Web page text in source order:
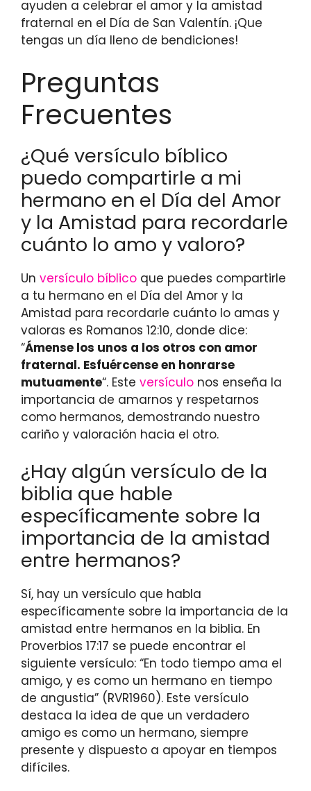
ayuden a celebrar el amor y la amistad
fraternal en el Día de San Valentín. ¡Que
tengas un día lleno de bendiciones!
Preguntas
Frecuentes
¿Qué versículo bíblico
puedo compartirle a mi
hermano en el Día del Amor
y la Amistad para recordarle
cuánto lo amo y valoro?
Un versículo bíblico que puedes compartirle
a tu hermano en el Día del Amor y la
Amistad para recordarle cuánto lo amas y
valoras es Romanos 12:10, donde dice:
“Ámense los unos a los otros con amor
fraternal. Esfuércense en honrarse
mutuamente“. Este versículo nos enseña la
importancia de amarnos y respetarnos
como hermanos, demostrando nuestro
cariño y valoración hacia el otro.
¿Hay algún versículo de la
biblia que hable
específicamente sobre la
importancia de la amistad
entre hermanos?
Sí, hay un versículo que habla
específicamente sobre la importancia de la
amistad entre hermanos en la biblia. En
Proverbios 17:17 se puede encontrar el
siguiente versículo: “En todo tiempo ama el
amigo, y es como un hermano en tiempo
de angustia” (RVR1960). Este versículo
destaca la idea de que un verdadero
amigo es como un hermano, siempre
presente y dispuesto a apoyar en tiempos
difíciles.